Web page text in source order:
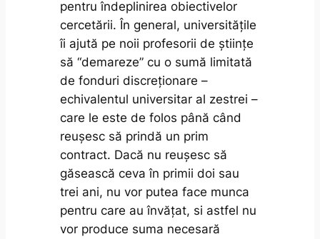
pentru îndeplinirea obiectivelor
cercetării. În general, universitățile
îi ajută pe noii profesorii de științe
să “demareze” cu o sumă limitată
de fonduri discreționare –
echivalentul universitar al zestrei –
care le este de folos până când
reușesc să prindă un prim
contract. Dacă nu reușesc să
găsească ceva în primii doi sau
trei ani, nu vor putea face munca
pentru care au învățat, si astfel nu
vor produce suma necesară